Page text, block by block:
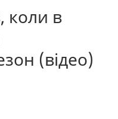
коли в
(відео)